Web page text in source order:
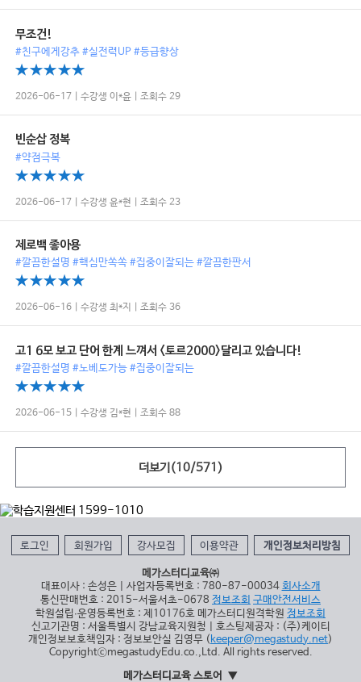
무조건!
#친구에게강추 #실전력UP #등급향상
2026-06-17 | 수강생 이*윤 | 조회수 29
빈순삽 정복
#약점극복
2026-06-17 | 수강생 윤*현 | 조회수 23
제로백 좋아용
#깔끔한설명 #핵심만쏙쏙 #집중이잘되는 #깔끔한판서
2026-06-16 | 수강생 최*지 | 조회수 36
고1 6모 보고 단어 한계 느껴서 <토르2000>달리고 있습니다!
#깔끔한설명 #노베도가능 #집중이잘되는
2026-06-15 | 수강생 김*현 | 조회수 88
더보기(10/571 )
로그인 회원가입 강사모집 이용약관 개인정보처리방침
메가스터디교육㈜
대표이사 : 손성은 | 사업자등록번호 : 780-87-00034 회사소개
통신판매번호 : 2015-서울서초-0678 정보조회 구매안전서비스
학원설립∙운영등록번호 : 제10176호 메가스터디원격학원 정보조회
신고기관명 : 서울특별시 강남교육지원청 | 호스팅제공자 : (주)케이티
개인정보보호책임자 : 정보보안실 김영무 ( keeper@megastudy.net)
CopyrightⓒmegastudyEdu.co.,Ltd. All rights reserved.
메가스터디교육 스토어